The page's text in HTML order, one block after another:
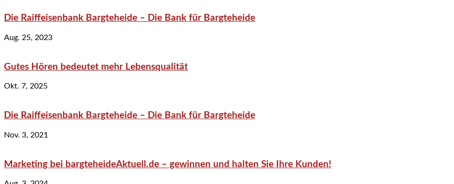
Die Raiffeisenbank Bargteheide – Die Bank für Bargteheide
Aug. 25, 2023
Gutes Hören bedeutet mehr Lebensqualität
Okt. 7, 2025
Die Raiffeisenbank Bargteheide – Die Bank für Bargteheide
Nov. 3, 2021
Marketing bei bargteheideAktuell.de – gewinnen und halten Sie Ihre Kunden!